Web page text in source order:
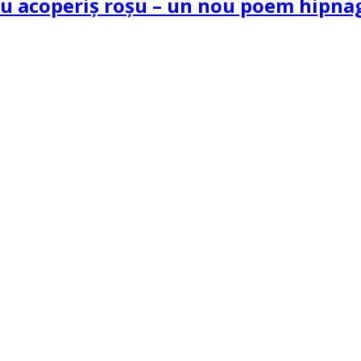
acoperiș roșu – un nou poem